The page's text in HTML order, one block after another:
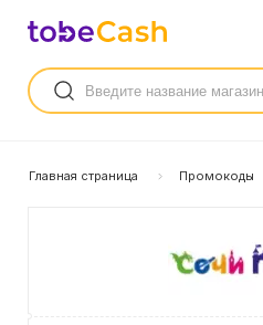
Главная страница Промокоды